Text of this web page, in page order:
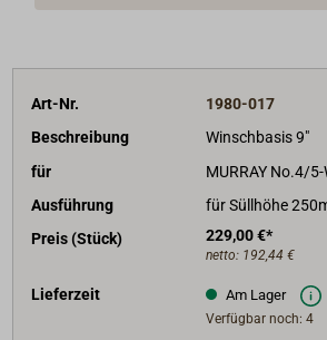
Art-Nr.
1980-017
Beschreibung
Winschbasis 9"
für
MURRAY No.4/
Ausführung
für Süllhöhe
Preis (Stück)
229,00 €*
netto: 192,44 €
Lieferzeit Am Lager
Verfügbar noch: 4